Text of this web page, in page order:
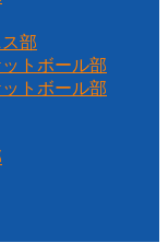
部
トボール部
トボール部